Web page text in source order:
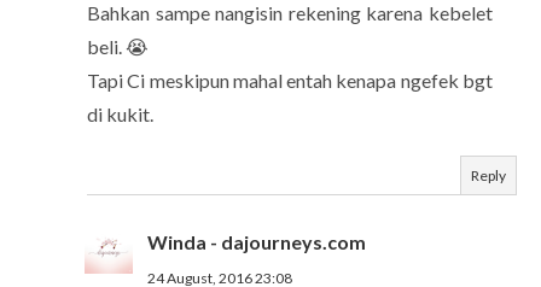
Bahkan sampe nangisin rekening karena kebelet
beli. 😭
Tapi Ci meskipun mahal entah kenapa ngefek bgt
di kukit.
Reply
Winda - dajourneys.com
24 August, 2016 23:08